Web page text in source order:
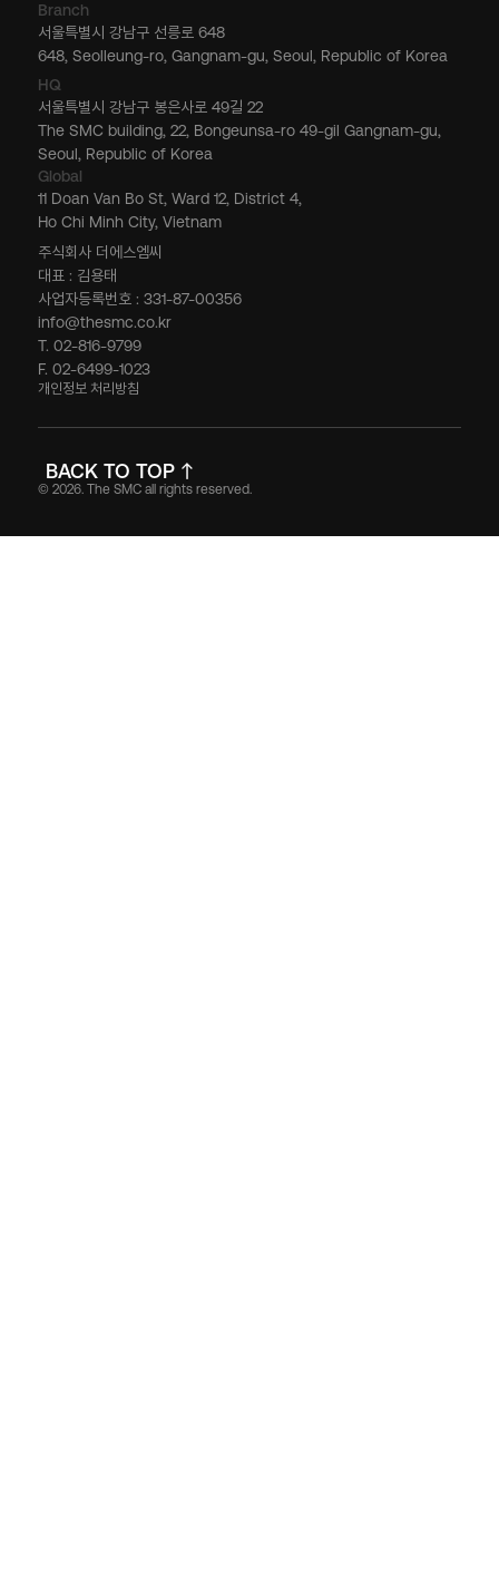
HQ
서울특별시 강남구 봉은사로 49길 22
The SMC building, 22, Bongeunsa-ro 49-gil Gangnam-gu,
Seoul, Republic of Korea
Branch
서울특별시 강남구 선릉로 648
648, Seolleung-ro, Gangnam-gu, Seoul, Republic of Korea
Global
11 Doan Van Bo St, Ward 12, District 4,
Ho Chi Minh City, Vietnam
주식회사 더에스엠씨
대표 : 김용태
사업자등록번호 : 331-87-00356
info@thesmc.co.kr
T. 02-816-9799
F. 02-6499-1023
개인정보 처리방침
© 2026. The SMC all rights reserved.
BACK TO TOP